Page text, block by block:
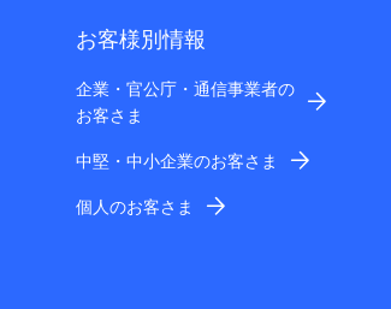
お客様別情報
企業・官公庁・通信事業者の
お客さま
中堅・中小企業のお客さま
個人のお客さま